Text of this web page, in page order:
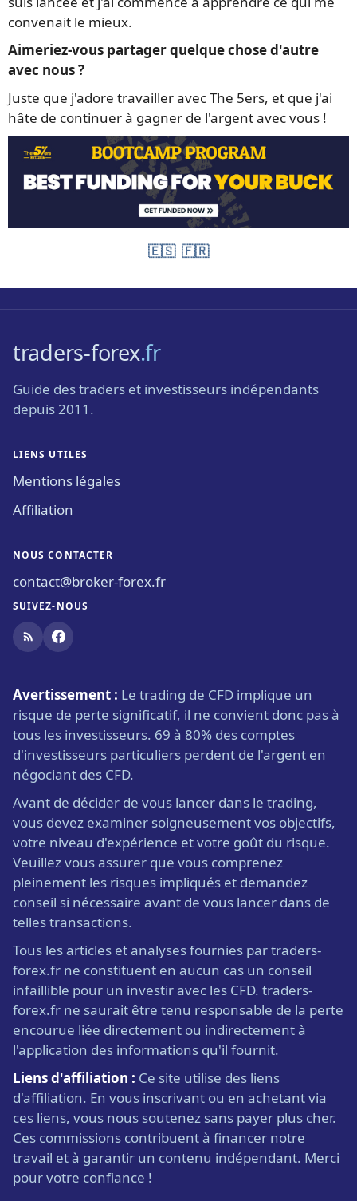
convenait le mieux.
Aimeriez-vous partager quelque chose d'autre
avec nous ?
Juste que j'adore travailler avec The 5ers, et que j'ai
hâte de continuer à gagner de l'argent avec vous !
🇪🇸 🇫🇷
traders-forex.fr
Guide des traders et investisseurs indépendants
depuis 2011.
LIENS UTILES
Mentions légales
Affiliation
NOUS CONTACTER
contact@broker-forex.fr
SUIVEZ-NOUS
Avertissement : Le trading de CFD implique un
risque de perte significatif, il ne convient donc pas à
tous les investisseurs. 69 à 80% des comptes
d'investisseurs particuliers perdent de l'argent en
négociant des CFD.
Avant de décider de vous lancer dans le trading,
vous devez examiner soigneusement vos objectifs,
votre niveau d'expérience et votre goût du risque.
Veuillez vous assurer que vous comprenez
pleinement les risques impliqués et demandez
conseil si nécessaire avant de vous lancer dans de
telles transactions.
Tous les articles et analyses fournies par traders-
forex.fr ne constituent en aucun cas un conseil
infaillible pour un investir avec les CFD. traders-
forex.fr ne saurait être tenu responsable de la perte
encourue liée directement ou indirectement à
l'application des informations qu'il fournit.
Liens d'affiliation : Ce site utilise des liens
d'affiliation. En vous inscrivant ou en achetant via
ces liens, vous nous soutenez sans payer plus cher.
Ces commissions contribuent à financer notre
travail et à garantir un contenu indépendant. Merci
pour votre confiance !